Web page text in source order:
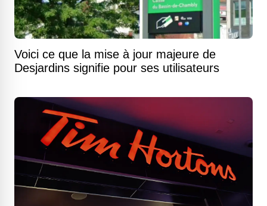
Voici ce que la mise à jour majeure de
Desjardins signifie pour ses utilisateurs